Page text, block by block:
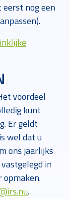
nog een
voordeel
kunt
Er geldt
wel dat u
ons jaarlijks
in
opmaken.
.